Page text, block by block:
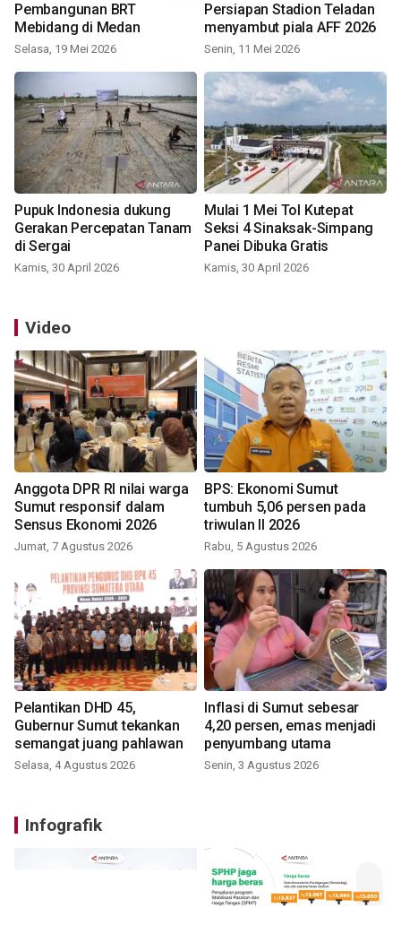
Pembangunan BRT
Mebidang di Medan
Selasa, 19 Mei 2026
Persiapan Stadion Teladan
menyambut piala AFF 2026
Senin, 11 Mei 2026
Pupuk Indonesia dukung
Gerakan Percepatan Tanam
di Sergai
Kamis, 30 April 2026
Mulai 1 Mei Tol Kutepat
Seksi 4 Sinaksak-Simpang
Panei Dibuka Gratis
Kamis, 30 April 2026
Video
Anggota DPR RI nilai warga
Sumut responsif dalam
Sensus Ekonomi 2026
Jumat, 7 Agustus 2026
BPS: Ekonomi Sumut
tumbuh 5,06 persen pada
triwulan II 2026
Rabu, 5 Agustus 2026
Pelantikan DHD 45,
Gubernur Sumut tekankan
semangat juang pahlawan
Selasa, 4 Agustus 2026
Inflasi di Sumut sebesar
4,20 persen, emas menjadi
penyumbang utama
Senin, 3 Agustus 2026
Infografik